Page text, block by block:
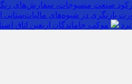
رکود صنعت منسوجات، سفارش‌های
بازنگری در شیوه‌های مالیات‌ستانی
برد
موکب جاماندگان اربعین اتاق